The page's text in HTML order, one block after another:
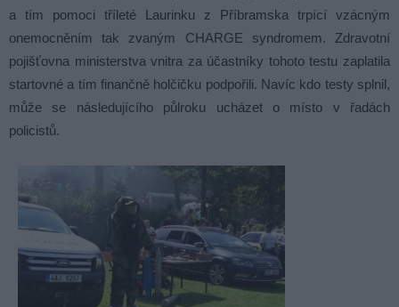
a tím pomoci tříleté Laurinku z Příbramska trpící vzácným
onemocněním tak zvaným CHARGE syndromem. Zdravotní
pojišťovna ministerstva vnitra za účastníky tohoto testu zaplatila
startovné a tím finančně holčičku podpořili. Navíc kdo testy splnil,
může se následujícího půlroku ucházet o místo v řadách
policistů.